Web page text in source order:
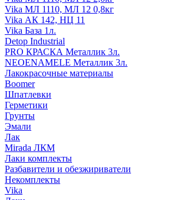
Vika МЛ 1110, МЛ 12 0,8кг
Vika АК 142, НЦ 11
Vika База 1л.
Detop Industrial
PRO КРАСКА Металлик 3л.
NEOENAMELE Металлик 3л.
Лакокрасочные материалы
Boomer
Шпатлевки
Герметики
Грунты
Эмали
Лак
Mirada ЛКМ
Лаки комплекты
Разбавители и обезжириватели
Некомплекты
Vika